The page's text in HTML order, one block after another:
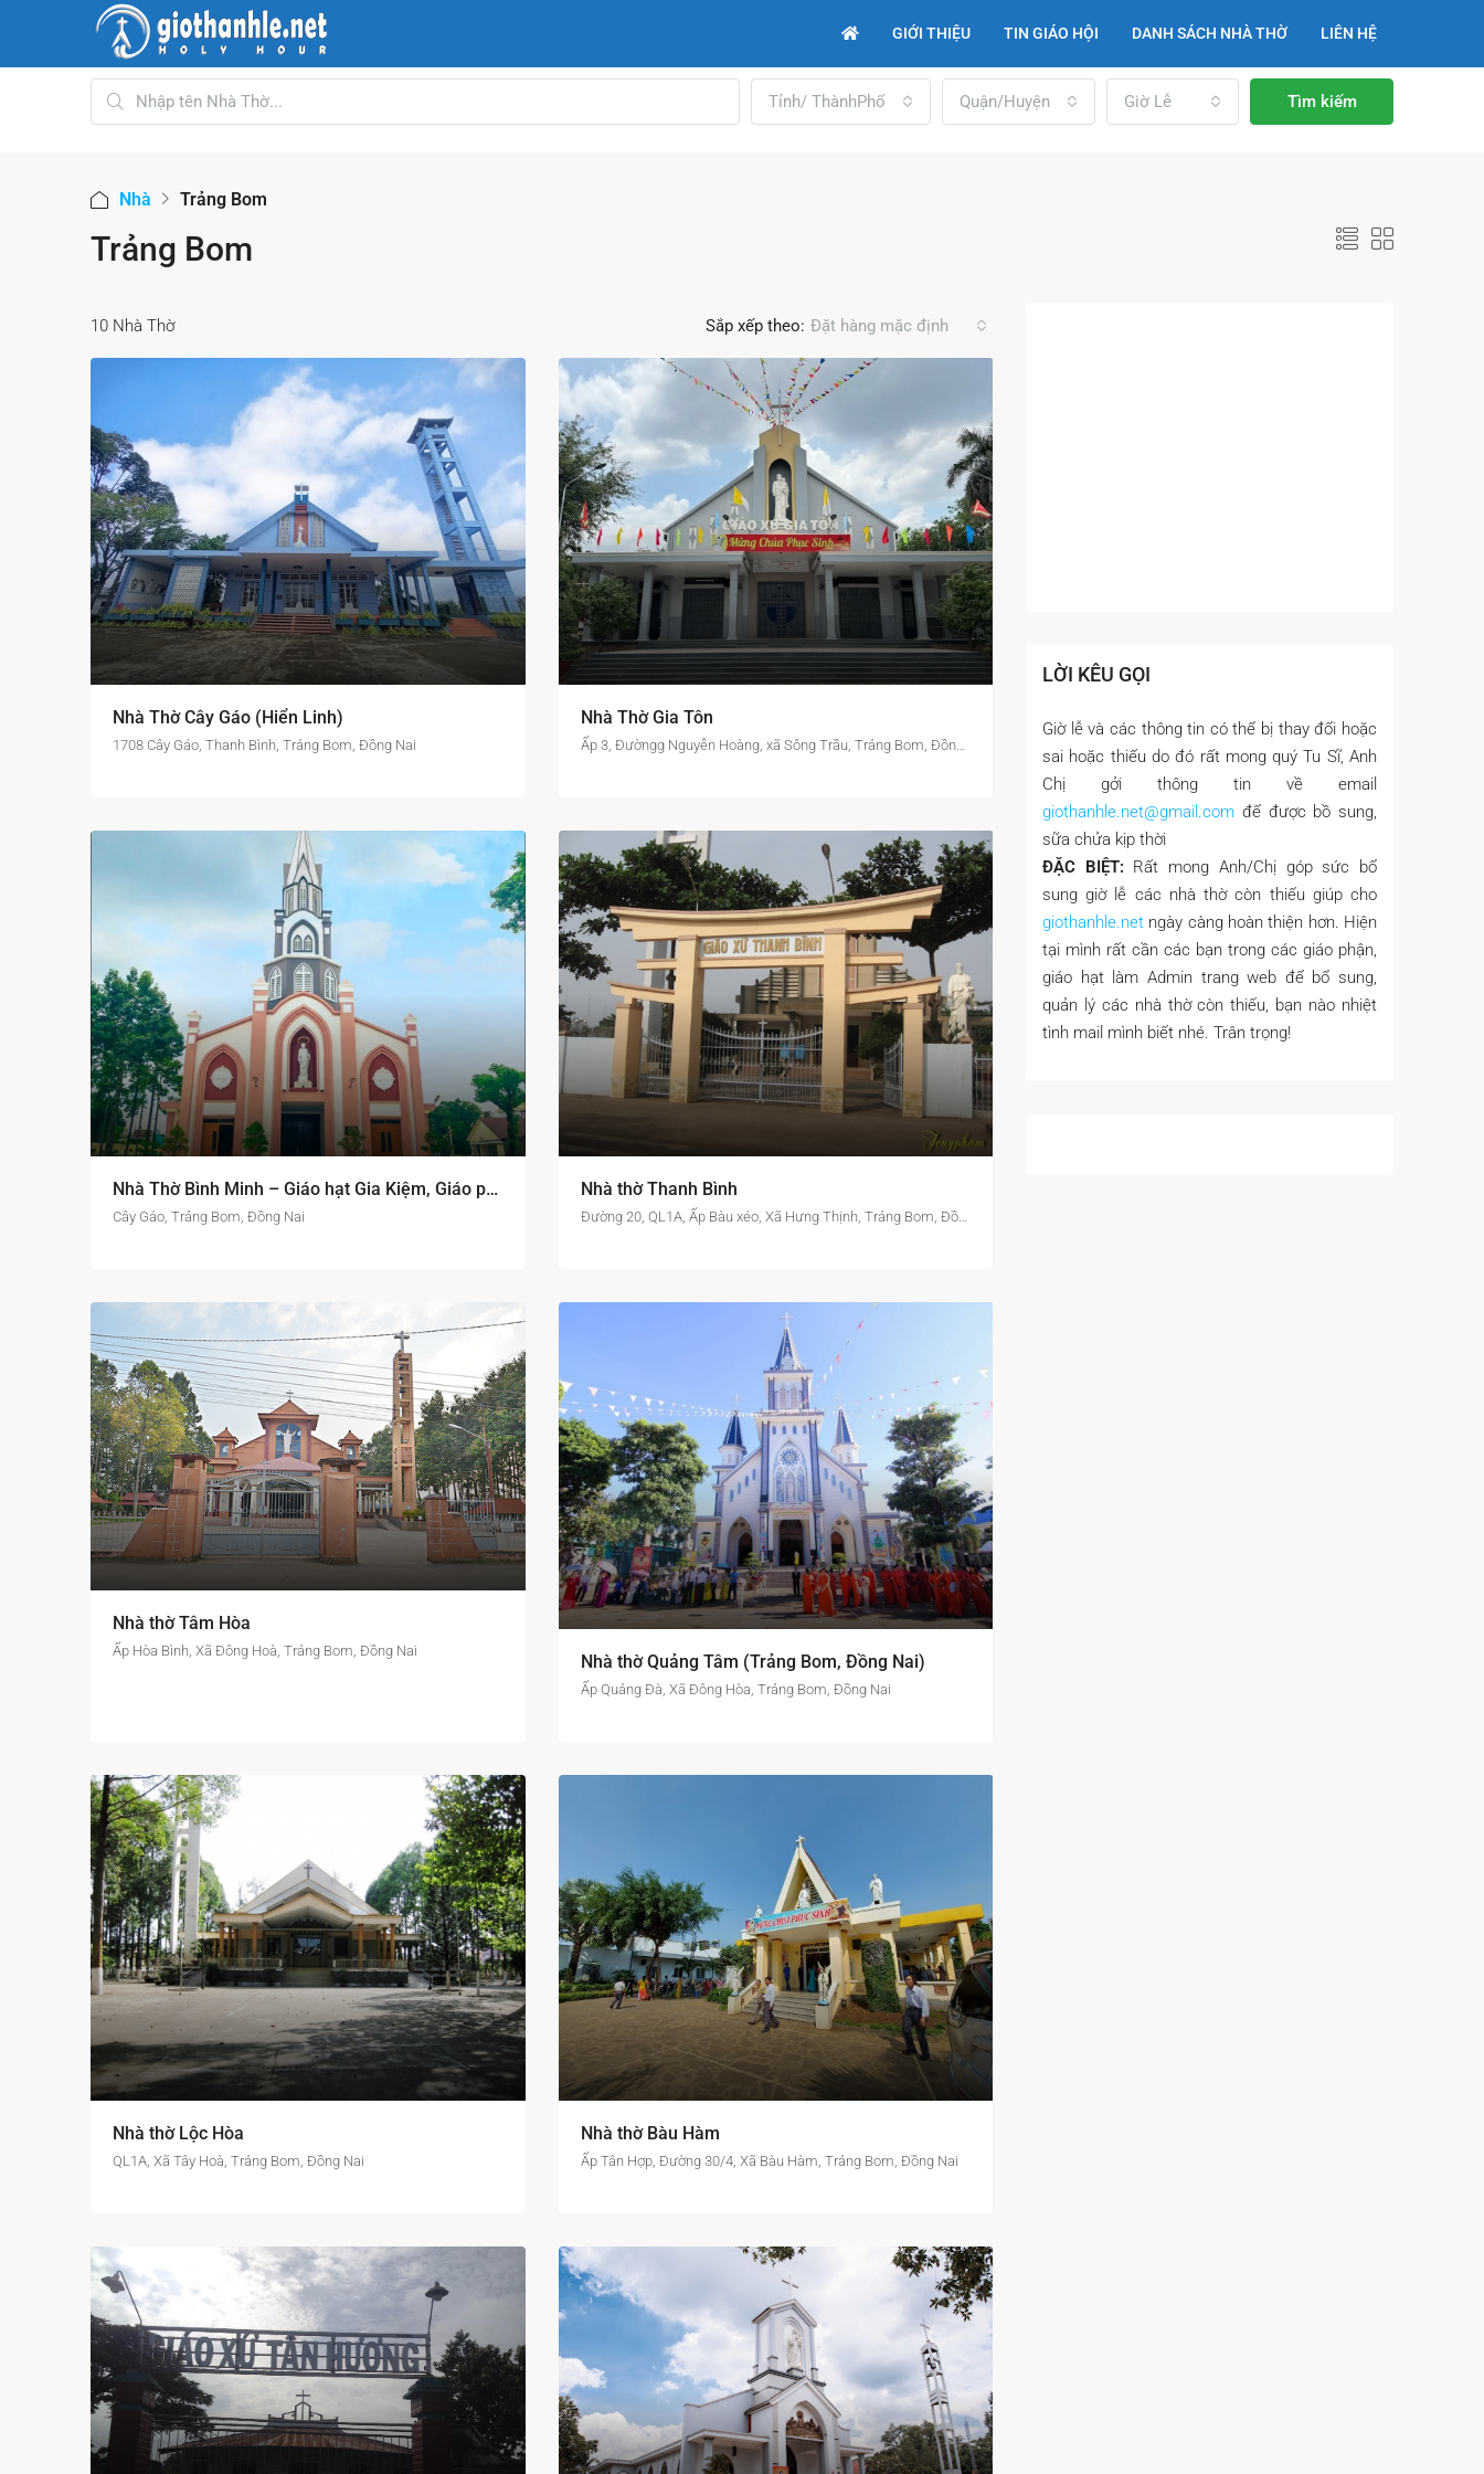
GIỚI THIỆU TIN GIÁO HỘI DANH SÁCH NHÀ THỜ LIÊN HỆ
Tỉnh/ ThànhPhố Quận/Huyện Giờ Lễ Tìm kiếm
Nhà Trảng Bom
Trảng Bom
10 Nhà Thờ Sắp xếp theo: Đặt hàng mặc định
Nhà Thờ Cây Gáo (Hiển Linh)
1708 Cây Gáo, Thanh Bình, Trảng Bom, Đồng Nai
Nhà Thờ Gia Tôn
Ấp 3, Đườngg Nguyễn Hoàng, xã Sông Trầu, Trảng Bom, Đồng Nai
Nhà Thờ Bình Minh – Giáo hạt Gia Kiệm, Giáo phận Xuân Lộc
Cây Gáo, Trảng Bom, Đồng Nai
Nhà thờ Thanh Bình
Đường 20, QL1A, Ấp Bàu xéo, Xã Hưng Thịnh, Trảng Bom, Đồng Nai
Nhà thờ Tâm Hòa
Ấp Hòa Bình, Xã Đông Hoà, Trảng Bom, Đồng Nai
Nhà thờ Quảng Tâm (Trảng Bom, Đồng Nai)
Ấp Quảng Đà, Xã Đông Hòa, Trảng Bom, Đồng Nai
Nhà thờ Lộc Hòa
QL1A, Xã Tây Hoà, Trảng Bom, Đồng Nai
Nhà thờ Bàu Hàm
Ấp Tân Hợp, Đường 30/4, Xã Bàu Hàm, Trảng Bom, Đồng Nai
LỜI KÊU GỌI
Giờ lễ và các thông tin có thể bị thay đổi hoặc
sai hoặc thiếu do đó rất mong quý Tu Sĩ, Anh
Chị gởi thông tin về email
giothanhle.net@gmail.com để được bồ sung,
sữa chửa kịp thời
ĐẶC BIỆT: Rất mong Anh/Chị góp sức bổ
sung giờ lễ các nhà thờ còn thiếu giúp cho
giothanhle.net ngày càng hoàn thiện hơn. Hiện
tại mình rất cần các bạn trong các giáo phận,
giáo hạt làm Admin trang web để bổ sung,
quản lý các nhà thờ còn thiếu, bạn nào nhiệt
tình mail mình biết nhé. Trân trọng!